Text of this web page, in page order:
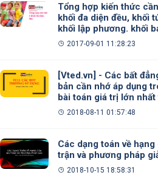
Tổng hợp kiến thức
khối đa diện đều, khối
khối lập phương. khối
đều, khối 12 mặt đều,
2017-09-01 11:28:23
[Vted.vn] - Các bất
bản cần nhớ áp dụng
bài toán giá trị lớn nhất
nhỏ nhất
2018-08-11 01:57:48
Các dạng toán về hạng
trận và phương pháp
2018-10-15 18:58:31